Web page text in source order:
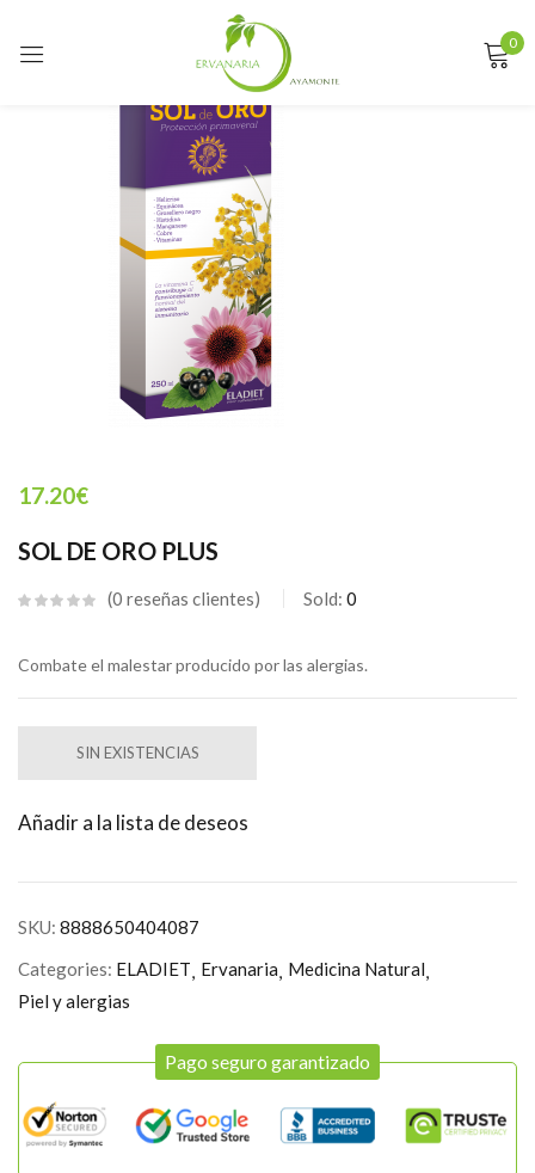
0
17.20€
SOL DE ORO PLUS
0 reseñas clientes Sold: 0
Combate el malestar producido por las alergias.
SIN EXISTENCIAS
Añadir a la lista de deseos
SKU: 8888650404087
Categories: ELADIET Ervanaria Medicina Natural
Piel y alergias
Pago seguro garantizado
Sign in
Remember me
LOG IN
CREATE AN ACCOUNT